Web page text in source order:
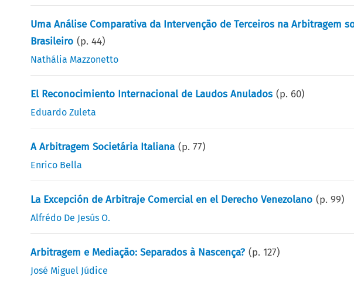
Uma Análise Comparativa da Intervenção de Terceiros na Arbitragem
Brasileiro (p.44)
Nathália Mazzonetto
El Reconocimiento Internacional de Laudos Anulados (p. 60)
Eduardo Zuleta
A Arbitragem Societária Italiana (p.77)
Enrico Bella
La Excepción de Arbitraje Comercial en el Derecho Venezolano (p.99)
Alfrédo De Jesús O.
Arbitragem e Mediação: Separados à Nascença? (p.127)
José Miguel Júdice